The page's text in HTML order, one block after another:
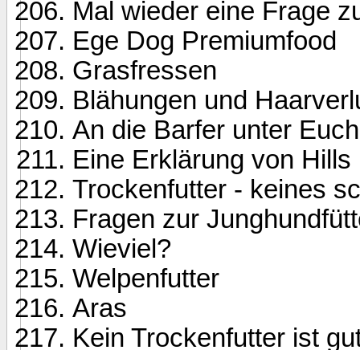
Mal wieder eine Frage
Ege Dog Premiumfood
Grasfressen
Blähungen und
An die Barfer unter
Eine Erklärung von Hills
Trockenfutter - keines
Fragen zur
Wieviel?
Welpenfutter
Aras
Kein Trockenfutter ist